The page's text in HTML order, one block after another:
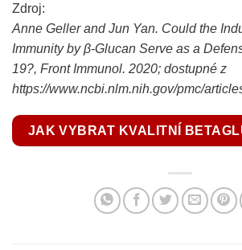
Zdroj:
Anne Geller and Jun Yan. Could the
Immunity by β-Glucan Serve as a
19?, Front Immunol. 2020; dostupné z
https://www.ncbi.nlm.nih.gov/pmc/
JAK VYBRAT KVALITNÍ